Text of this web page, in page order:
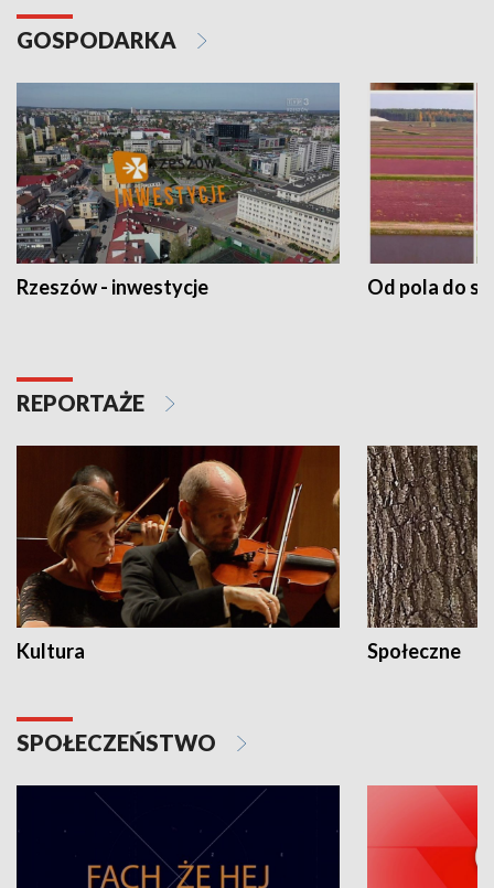
GOSPODARKA
Rzeszów - inwestycje Od pola do
REPORTAŻE
Kultura Społeczne
SPOŁECZEŃSTWO